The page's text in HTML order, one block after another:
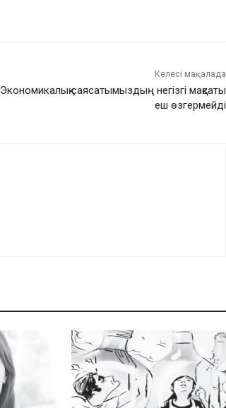
Келесі мақалада
Экономикалық саясатымыздың негізгі мақсаты
еш өзгермейді